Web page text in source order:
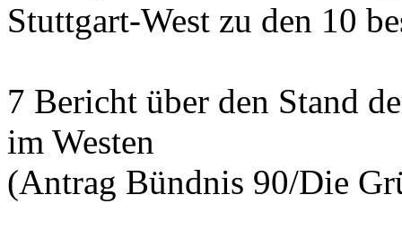
Stuttgart-West zu den 10
7 Bericht über den Stand
im Westen
(Antrag Bündnis 90/Die